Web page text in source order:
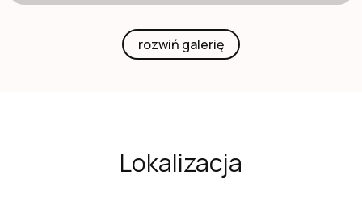
rozwiń galerię
Lokalizacja